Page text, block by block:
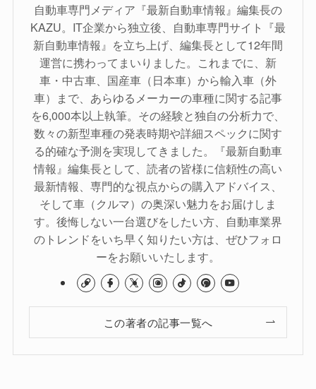
自動車専門メディア『最新自動車情報』編集長の
KAZU。IT企業から独立後、自動車専門サイト『最
新自動車情報』を立ち上げ、編集長として12年間
運営に携わってまいりました。これまでに、新
車・中古車、国産車（日本車）から輸入車（外
車）まで、あらゆるメーカーの車種に関する記事
を6,000本以上執筆。その経験と独自の分析力で、
数々の新型車種の発表時期や詳細スペックに関す
る的確な予測を実現してきました。『最新自動車
情報』編集長として、読者の皆様に信頼性の高い
最新情報、専門的な視点からの購入アドバイス、
そして車（クルマ）の奥深い魅力をお届けしま
す。後悔しない一台選びをしたい方、自動車業界
のトレンドをいち早く知りたい方は、ぜひフォロ
ーをお願いいたします。
この著者の記事一覧へ